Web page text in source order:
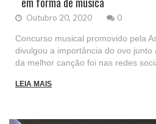
Outubro 20, 2020 0
Concurso musical promovido pela
divulgou a importância do ovo junto
da melhor canção foi nas redes
LEIA MAIS